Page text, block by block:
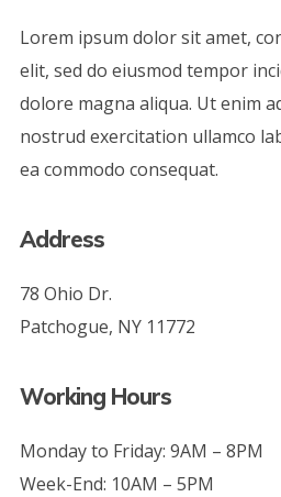
Lorem ipsum dolor sit amet,
elit, sed do eiusmod tempor
dolore magna aliqua. Ut enim
nostrud exercitation ullamco
ea commodo consequat.
Address
78 Ohio Dr.
Patchogue, NY 11772
Working Hours
Monday to Friday: 9AM – 8PM
Week-End: 10AM – 5PM